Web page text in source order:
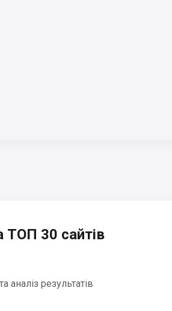
ТОП 30 сайтів
результатів